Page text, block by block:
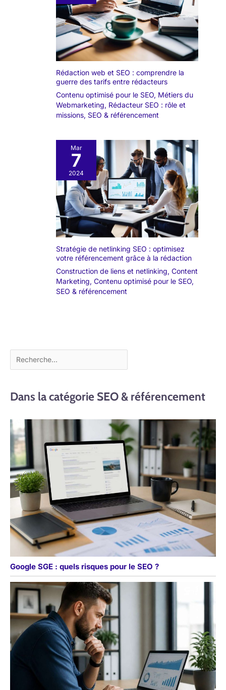
Rédaction web et SEO : comprendre la
guerre des tarifs entre rédacteurs
Contenu optimisé pour le SEO, Métiers du
Webmarketing, Rédacteur SEO : rôle et
missions, SEO & référencement
Mar
7
2024
Stratégie de netlinking SEO : optimisez
votre référencement grâce à la rédaction
Construction de liens et netlinking, Content
Marketing, Contenu optimisé pour le SEO,
SEO & référencement
Dans la catégorie SEO & référencement
Google SGE : quels risques pour le SEO ?